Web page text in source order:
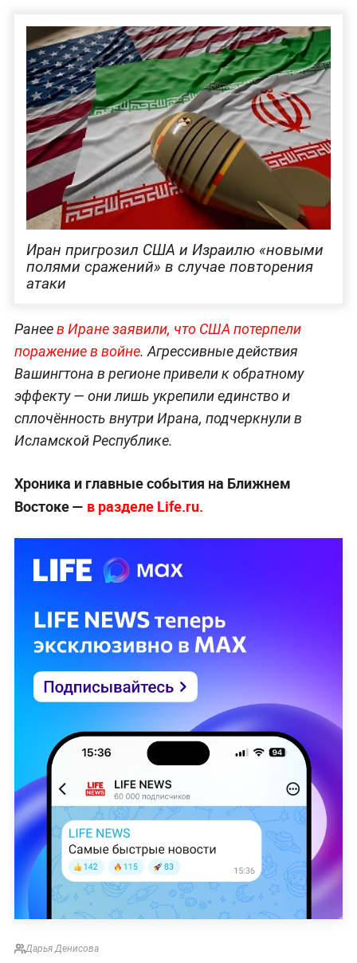
Иран пригрозил США и Израилю «новыми
полями сражений» в случае повторения
атаки
Ранеев Иране заявили, что США потерпели
поражение в войне. Агрессивные действия
Вашингтона в регионе привели к обратному
эффекту — они лишь укрепили единство и
сплочённость внутри Ирана, подчеркнули в
Исламской Республике.
Хроника и главные события на Ближнем
Востоке — в разделе Life.ru.
Дарья Денисова